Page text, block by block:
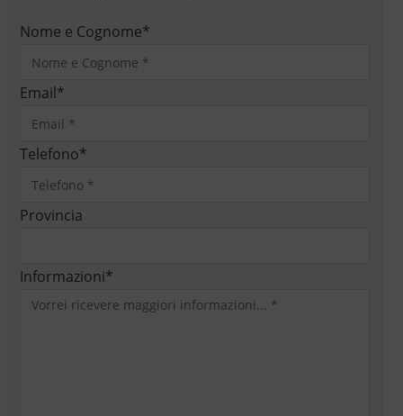
Nome e Cognome*
Email*
Telefono*
Provincia
Informazioni*